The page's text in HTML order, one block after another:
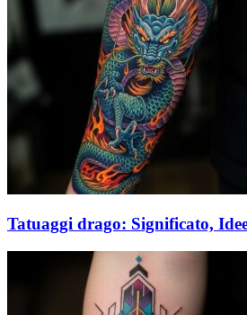
Tatuaggi drago: Significato,